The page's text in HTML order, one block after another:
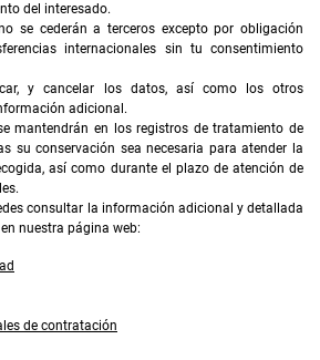
del interesado.
se cederán a terceros excepto por obligación
internacionales sin tu consentimiento
y cancelar los datos, así como los otros
adicional.
mantendrán en los registros de tratamiento de
su conservación sea necesaria para atender la
así como durante el plazo de atención de
consultar la información adicional y detallada
nuestra página web:
de contratación